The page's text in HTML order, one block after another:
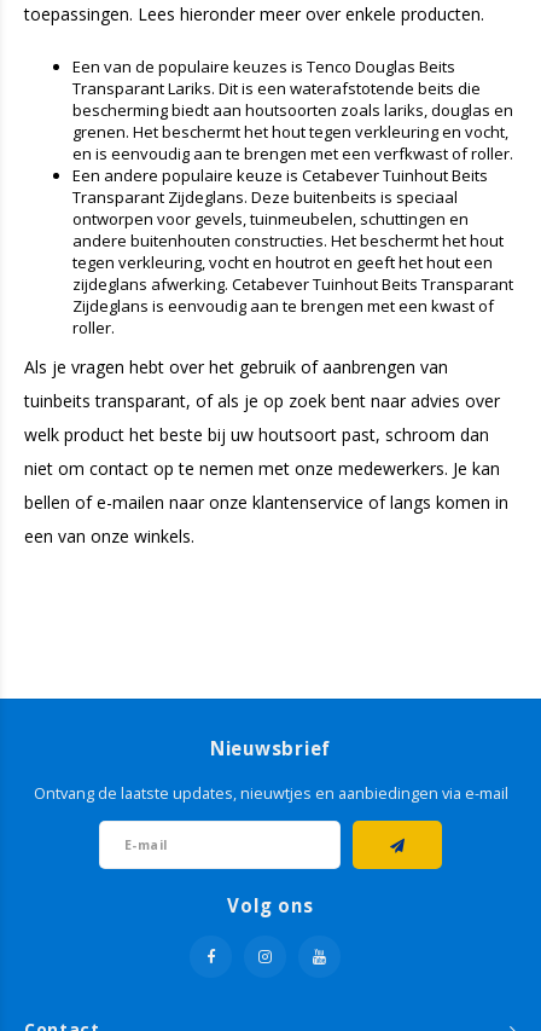
toepassingen. Lees hieronder meer over enkele producten.
Een van de populaire keuzes is Tenco Douglas Beits
Transparant Lariks. Dit is een waterafstotende beits die
bescherming biedt aan houtsoorten zoals lariks, douglas en
grenen. Het beschermt het hout tegen verkleuring en vocht,
en is eenvoudig aan te brengen met een verfkwast of roller.
Een andere populaire keuze is Cetabever Tuinhout Beits
Transparant Zijdeglans. Deze buitenbeits is speciaal
ontworpen voor gevels, tuinmeubelen, schuttingen en
andere buitenhouten constructies. Het beschermt het hout
tegen verkleuring, vocht en houtrot en geeft het hout een
zijdeglans afwerking. Cetabever Tuinhout Beits Transparant
Zijdeglans is eenvoudig aan te brengen met een kwast of
roller.
Als je vragen hebt over het gebruik of aanbrengen van
tuinbeits transparant, of als je op zoek bent naar advies over
welk product het beste bij uw houtsoort past, schroom dan
niet om contact op te nemen met onze medewerkers. Je kan
bellen of e-mailen naar onze klantenservice of langs komen in
een van onze winkels.
Nieuwsbrief
Ontvang de laatste updates, nieuwtjes en aanbiedingen via e-mail
Volg ons